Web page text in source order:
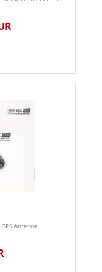
Antenne